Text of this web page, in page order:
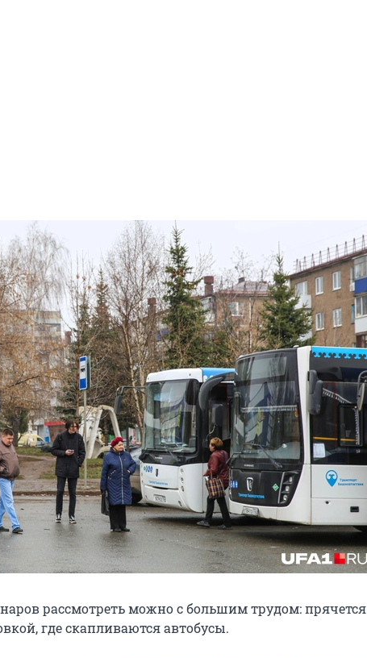
рассмотреть можно с большим трудом: прячется
где скапливаются автобусы.